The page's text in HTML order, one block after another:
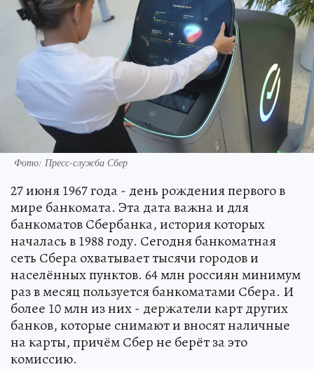
Фото: Пресс-служба Сбер
27 июня 1967 года - день рождения первого в
мире банкомата. Эта дата важна и для
банкоматов Сбербанка, история которых
началась в 1988 году. Сегодня банкоматная
сеть Сбера охватывает тысячи городов и
населённых пунктов. 64 млн россиян минимум
раз в месяц пользуется банкоматами Сбера. И
более 10 млн из них - держатели карт других
банков, которые снимают и вносят наличные
на карты, причём Сбер не берёт за это
комиссию.